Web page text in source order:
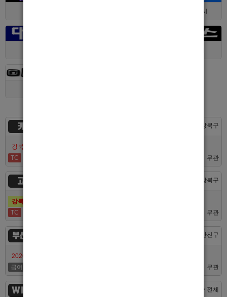
제주 > 서귀포시
카지노 서울 > 강북구
강북호빠 No1 남보도 프라다 성북, 노원, 강북, 수유 원콜
TC
무관
고추밭 서울 > 강북구
강북호빠 1등 수유 남자도우미(호빠) 고추밭에서 선수 구합니다
TC
무관
부산서면루나 부산 > 부산진구
2026/7/10일 가성비 부산 호스트빠 루나에서 식구 구합니다
급여협의
무관
WINNER 대전 > 전체